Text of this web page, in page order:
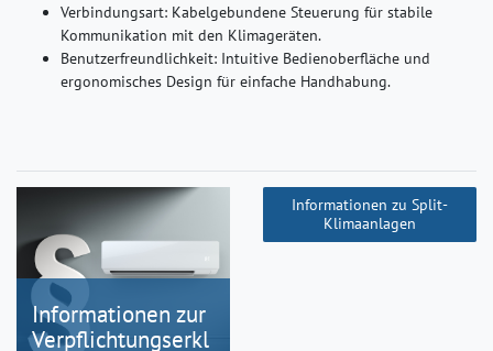
Verbindungsart: Kabelgebundene Steuerung für stabile
Kommunikation mit den Klimageräten.
Benutzerfreundlichkeit: Intuitive Bedienoberfläche und
ergonomisches Design für einfache Handhabung.
Informationen zur
Verpflichtungserkl
Informationen zu Split-
Klimaanlagen